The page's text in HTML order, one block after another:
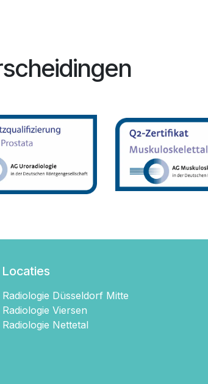
Locaties
Radiologie Düsseldorf Mitte
Radiologie Viersen
Radiologie Nettetal